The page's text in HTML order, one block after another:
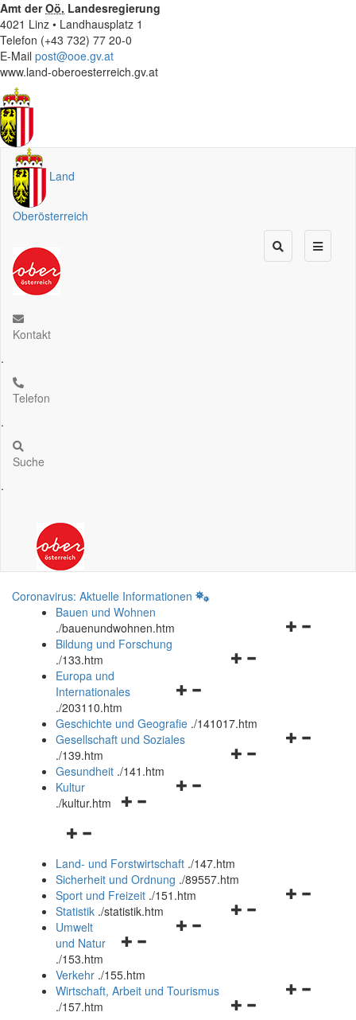
Amt derOö. Landesregierung
4021 Linz • Landhausplatz 1
Telefon (+43 732) 77 20-0
E-Mail post@ooe.gv.at
www.land-oberoesterreich.gv.at
Land
Oberösterreich
Kontakt
.
Telefon
.
Suche
.
Coronavirus: Aktuelle Informationen
Bauen und Wohnen
./bauenundwohnen.htm
Navigationsmenü
Bildung und Forschung
./133.htm
Navigationsmenü
und
schließen
Europa und
Internationales
./203110.htm
Geschichte und Geografie ./141017.htm
Navigationsmenü
Gesellschaft und Soziales
./139.htm
Navigationsmenü
Gesundheit ./141.htm
Navigationsmenü
Kultur
./kultur.htm
Navigationsmenü
und
schließen
Land- und Forstwirtschaft ./147.htm
Sicherheit und Ordnung ./89557.htm
Navigationsmenü
Sport und Freizeit ./151.htm
Navigationsmenü
Statistik ./statistik.htm
Navigationsmenü
und
schließen
Umwelt
und Natur
./153.htm
Verkehr ./155.htm
Navigationsmenü
Wirtschaft, Arbeit und Tourismus
./157.htm